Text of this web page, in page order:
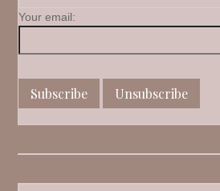
Your email: